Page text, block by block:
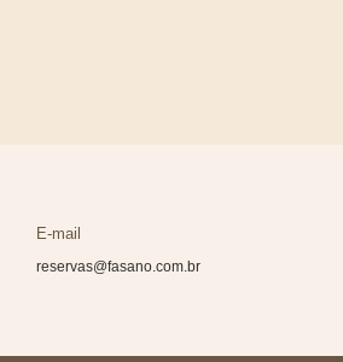
E-mail
reservas@fasano.com.br